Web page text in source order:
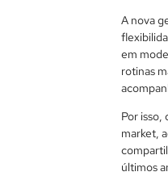
A nova
em
rotinas
Por
market,
últimos